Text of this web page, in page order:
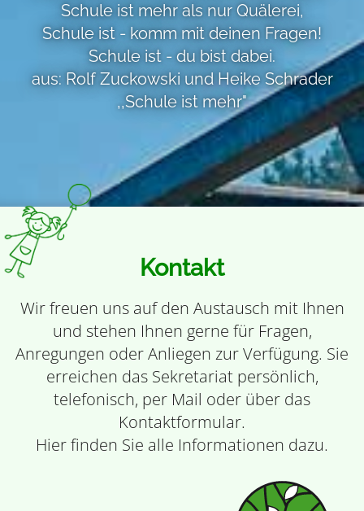
Schule ist mehr als nur Quälerei,
Schule ist - komm mit deinen Fragen!
Schule ist - du bist dabei.
aus: Rolf Zuckowski und Heike Schrader
,,Schule ist mehr"
Kontakt
Wir freuen uns auf den Austausch mit Ihnen
und stehen Ihnen gerne für Fragen,
Anregungen oder Anliegen zur Verfügung. Sie
erreichen das Sekretariat persönlich,
telefonisch, per Mail oder über das
Kontaktformular.
Hier finden Sie alle Informationen dazu.